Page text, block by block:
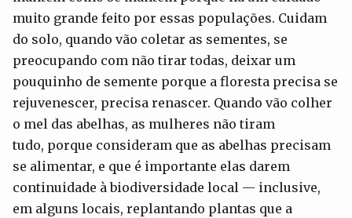
muito grande feito por essas populações. Cuidam
do solo, quando vão coletar as sementes, se
preocupando com não tirar todas, deixar um
pouquinho de semente porque a floresta precisa se
rejuvenescer, precisa renascer. Quando vão colher
o mel das abelhas, as mulheres não tiram
tudo, porque consideram que as abelhas precisam
se alimentar, e que é importante elas darem
continuidade à biodiversidade local — inclusive,
em alguns locais, replantando plantas que a